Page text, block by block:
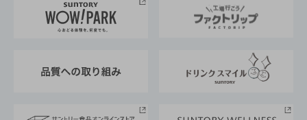
地域情報
サントリーサンバーズ大阪
サントリーが考えるサステナビリティ経営
企業概要